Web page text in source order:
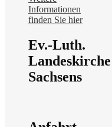
Informationen
finden Sie hier
Ev.-Luth.
Landeskirche
Sachsens